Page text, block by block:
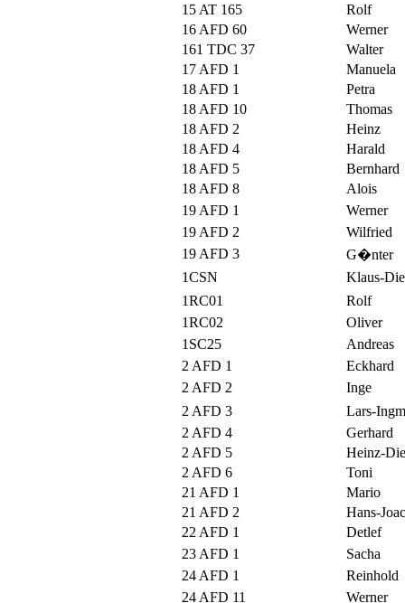
15 AT 165
Rolf
16 AFD 60
Werner
161 TDC 37
Walter
17 AFD 1
Manuela
18 AFD 1
Petra
18 AFD 10
Thomas
18 AFD 2
Heinz
18 AFD 4
Harald
18 AFD 5
Bernhard
18 AFD 8
Alois
19 AFD 1
Werner
19 AFD 2
Wilfried
19 AFD 3
G�nter
1CSN
Klaus-
1RC01
Rolf
1RC02
Oliver
1SC25
Andreas
2 AFD 1
Eckhard
2 AFD 2
Inge
2 AFD 3
Lars-
2 AFD 4
Gerhard
2 AFD 5
Heinz-
2 AFD 6
Toni
21 AFD 1
Mario
21 AFD 2
Hans-
22 AFD 1
Detlef
23 AFD 1
Sacha
24 AFD 1
Reinhold
24 AFD 11
Werner